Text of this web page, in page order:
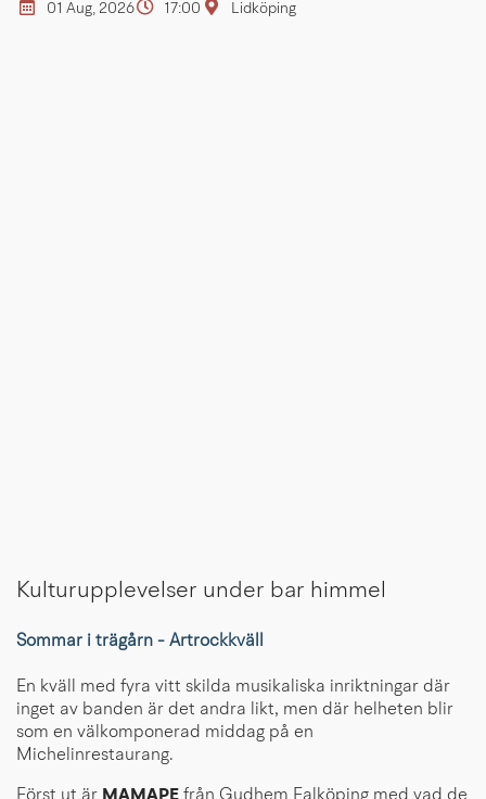
01 Aug, 2026 17:00 Lidköping
Kulturupplevelser under bar himmel
Sommar i trägårn - Artrockkväll
En kväll med fyra vitt skilda musikaliska inriktningar där
inget av banden är det andra likt, men där helheten blir
som en välkomponerad middag på en
Michelinrestaurang.